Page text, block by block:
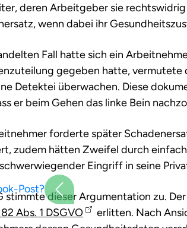
deren Arbeitgeber sie
wenn dabei ihr
Fall hatte sich ein
gegeben hatte,
Detektei überwachen. Diese
er beim Gehen das linke Bein
forderte später
zudem hätten Zweifel durch
Eingriff in seine
stimmte dieser Argumentation zu.
Abs. 1 DSGVO
erlitten. Nach
Post?